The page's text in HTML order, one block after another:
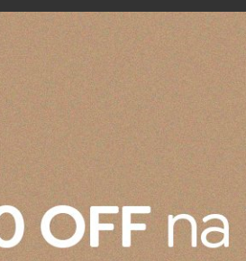
Prato Raso de Cerâmica Le